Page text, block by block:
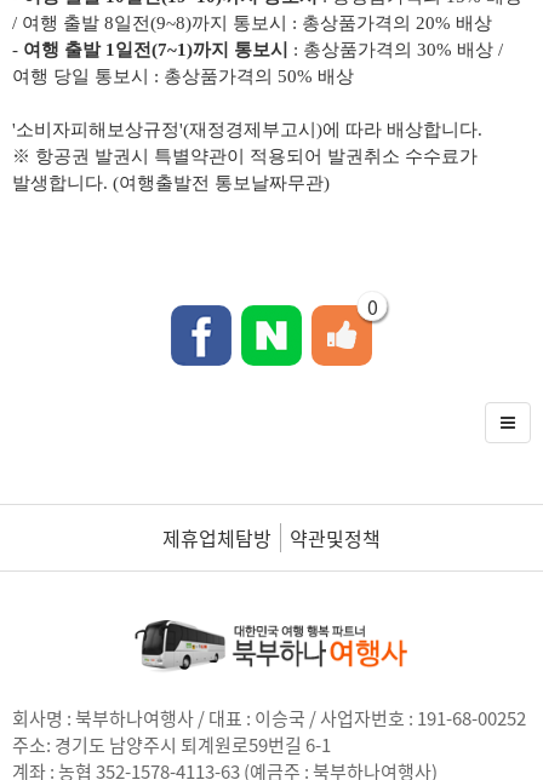
/ 여행 출발 8일전(9~8)까지 통보시 : 총상품가격의 20% 배상
- 여행 출발 1일전(7~1)까지 통보시
: 총상품가격의 30% 배상 /
여행 당일 통보시 : 총상품가격의 50% 배상
'소비자피해보상규정'(재정경제부고시)에 따라 배상합니다.
※ 항공권 발권시 특별약관이 적용되어 발권취소 수수료가
발생합니다. (여행출발전 통보날짜무관)
0
제휴업체탐방 약관및정책
회사명 : 북부하나여행사 / 대표 : 이승국 / 사업자번호 : 191-68-00252
주소: 경기도 남양주시 퇴계원로59번길 6-1
계좌 : 농협 352-1578-4113-63 (예금주 : 북부하나여행사)